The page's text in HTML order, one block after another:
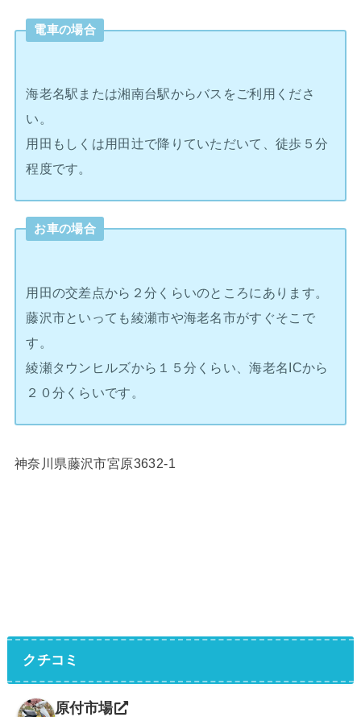
電車の場合
海老名駅または湘南台駅からバスをご利用くださ
い。
用田もしくは用田辻で降りていただいて、徒歩５分
程度です。
お車の場合
用田の交差点から２分くらいのところにあります。
藤沢市といっても綾瀬市や海老名市がすぐそこで
す。
綾瀬タウンヒルズから１５分くらい、海老名ICから
２０分くらいです。
神奈川県藤沢市宮原3632-1
クチコミ
原付市場